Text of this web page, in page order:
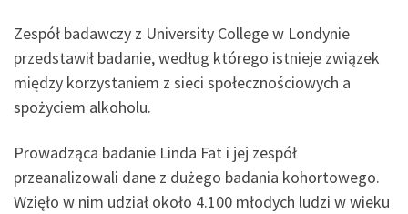
Zespół badawczy z University College w Londynie
przedstawił badanie, według którego istnieje związek
między korzystaniem z sieci społecznościowych a
spożyciem alkoholu.
Prowadząca badanie Linda Fat i jej zespół
przeanalizowali dane z dużego badania kohortowego.
Wzięło w nim udział około 4.100 młodych ludzi w wieku